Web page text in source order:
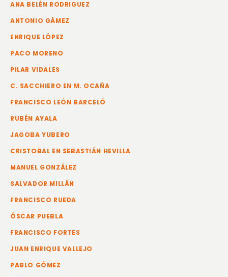
ANA BELÉN RODRIGUEZ
ANTONIO GÁMEZ
ENRIQUE LÓPEZ
PACO MORENO
PILAR VIDALES
C. SACCHIERO EN M. OCAÑA
FRANCISCO LEÓN BARCELÓ
RUBÉN AYALA
JAGOBA YUBERO
CRISTOBAL EN SEBASTIÁN HEVILLA
MANUEL GONZÁLEZ
SALVADOR MILLÁN
FRANCISCO RUEDA
ÓSCAR PUEBLA
FRANCISCO FORTES
JUAN ENRIQUE VALLEJO
PABLO GÓMEZ